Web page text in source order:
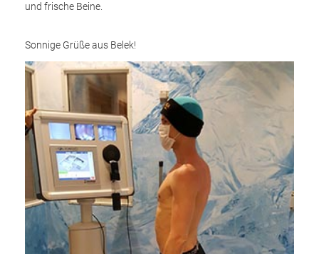
und frische Beine.
Sonnige Grüße aus Belek!